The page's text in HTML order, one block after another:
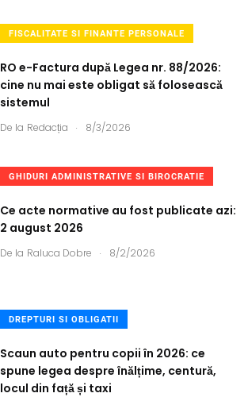
FISCALITATE SI FINANTE PERSONALE
RO e-Factura după Legea nr. 88/2026:
cine nu mai este obligat să folosească
sistemul
De la Redacția . 8/3/2026
GHIDURI ADMINISTRATIVE SI BIROCRATIE
Ce acte normative au fost publicate azi:
2 august 2026
De la Raluca Dobre . 8/2/2026
DREPTURI SI OBLIGATII
Scaun auto pentru copii în 2026: ce
spune legea despre înălțime, centură,
locul din față și taxi